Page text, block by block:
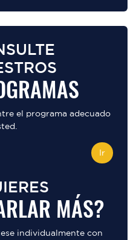
el programa adecuado
Ir
MÁS?
individualmente con